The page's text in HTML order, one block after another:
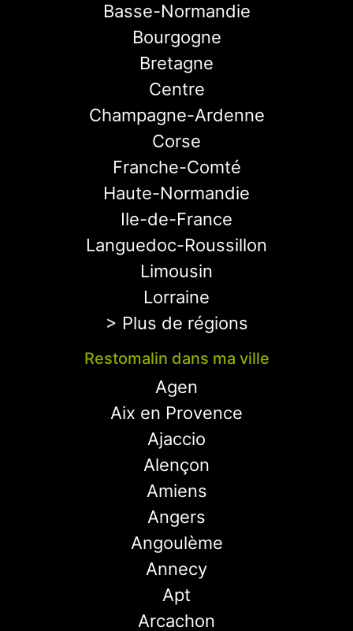
Basse-Normandie
Bourgogne
Bretagne
Centre
Champagne-Ardenne
Corse
Franche-Comté
Haute-Normandie
Ile-de-France
Languedoc-Roussillon
Limousin
Lorraine
> Plus de régions
Restomalin dans ma ville
Agen
Aix en Provence
Ajaccio
Alençon
Amiens
Angers
Angoulème
Annecy
Apt
Arcachon